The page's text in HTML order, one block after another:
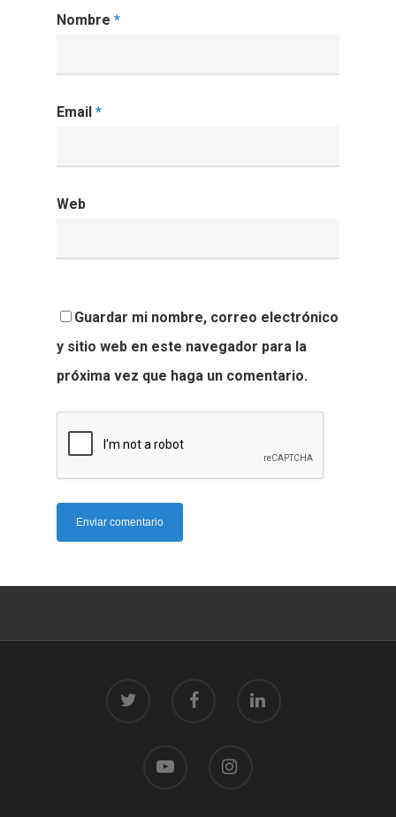
Nombre *
Email *
Web
Guardar mi nombre, correo electrónico
y sitio web en este navegador para la
próxima vez que haga un comentario.